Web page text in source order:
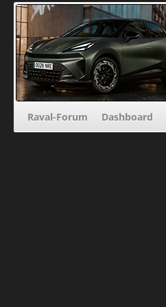
Raval-Forum Dashboard